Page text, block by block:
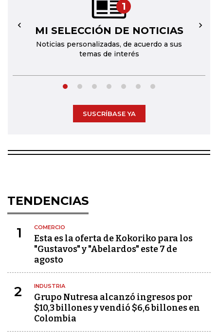
1
MI SELECCIÓN DE NOTICIAS
Noticias personalizadas, de acuerdo a sus
temas de interés
← →
SUSCRÍBASE YA
TENDENCIAS
1 COMERCIO
Esta es la oferta de Kokoriko para los
"Gustavos" y "Abelardos" este 7 de
agosto
2 INDUSTRIA
Grupo Nutresa alcanzó ingresos por
$10,3 billones y vendió $6,6 billones en
Colombia